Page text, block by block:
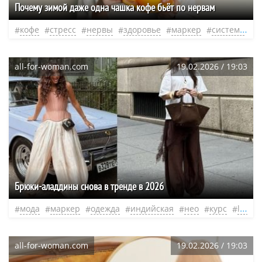
Почему зимой даже одна чашка кофе бьёт по нервам
кофе стресс нервы здоровье маркер система
all-for-woman.com 19.02.2026 / 19:03
Брюки-аладдины снова в тренде в 2026
мода маркер одежда индийская нео курс loews
all-for-woman.com 19.02.2026 / 19:03